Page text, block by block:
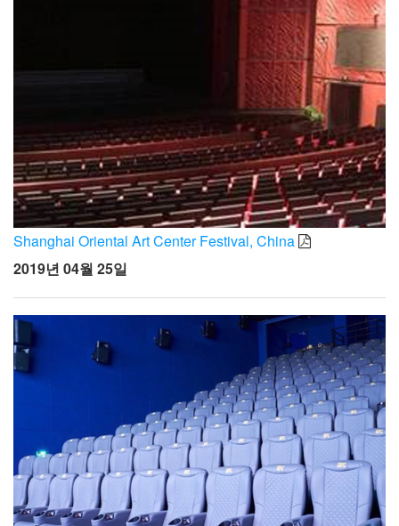
Shanghai Oriental Art Center Festival, China
2019년 04월 25일